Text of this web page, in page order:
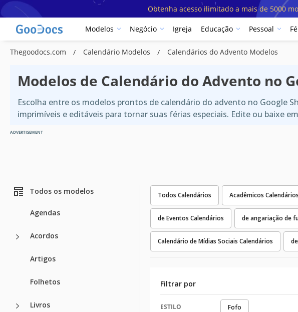
Obtenha acesso ilimitado a mais de 5000
Modelos Negócio Igreja Educação Pessoal
Thegoodocs.com Calendário Modelos Calendários do Advento Modelos
Modelos de Calendário do Advento no
Escolha entre os modelos prontos de calendário do advento no Google
imprimíveis e editáveis para tornar suas férias especiais. Edite ou baixe
ADVERTISEMENT
Todos os modelos
Agendas
Acordos
Artigos
Folhetos
Livros
Todos Calendários Acadêmicos Calendários
de Eventos Calendários de angariação de
Calendário de Mídias Sociais Calendários
Filtrar por
ESTILO Fofo